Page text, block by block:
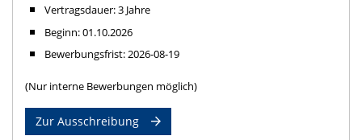
Vertragsdauer: 3 Jahre
Beginn: 01.10.2026
Bewerbungsfrist: 2026-08-19
(Nur interne Bewerbungen möglich)
Zur Ausschreibung